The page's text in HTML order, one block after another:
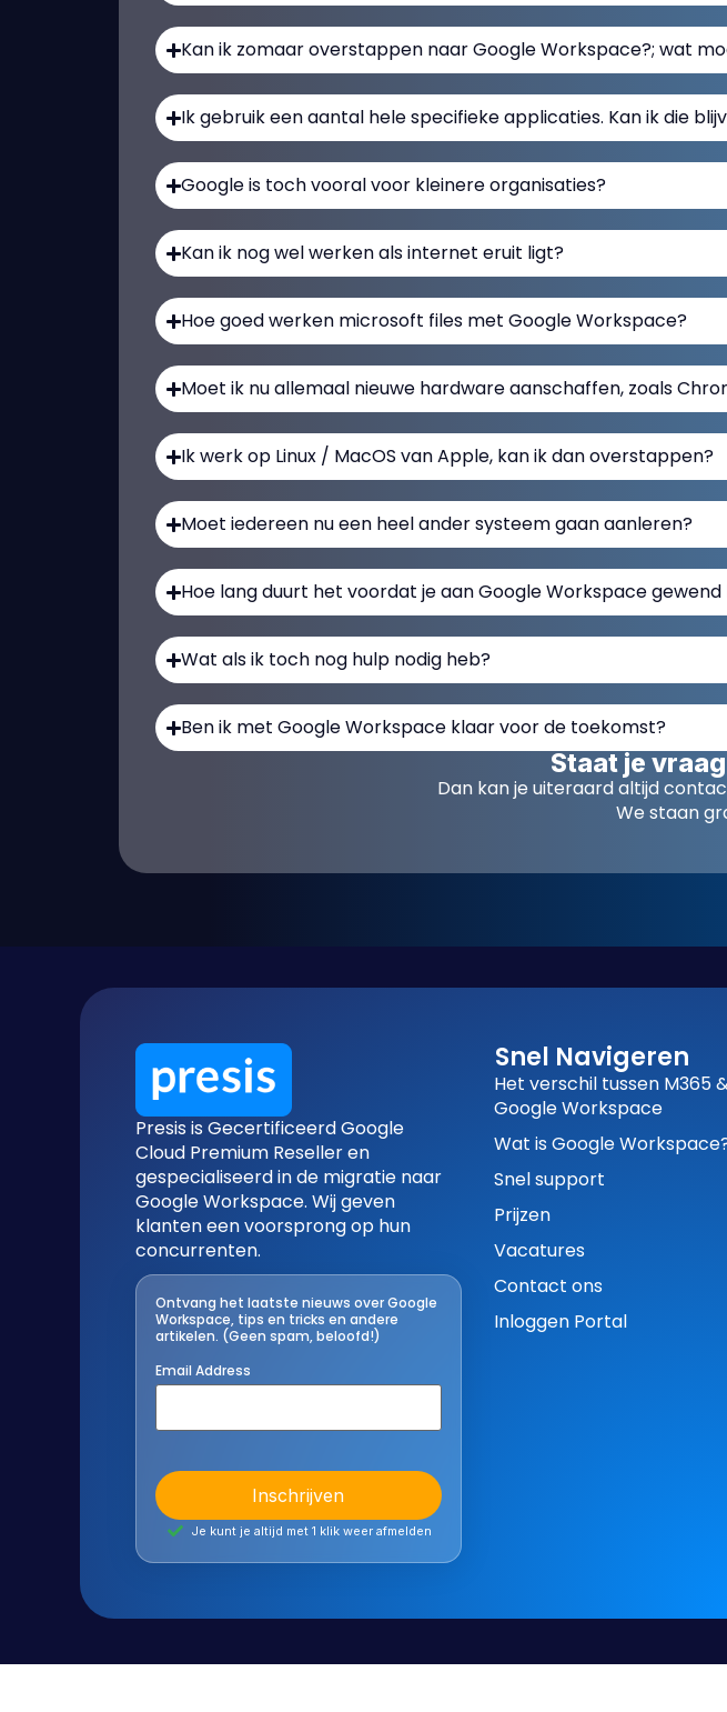
Kan ik zomaar overstappen naar Google Workspace?; wat
Ik gebruik een aantal hele specifieke applicaties. Kan ik die
Google is toch vooral voor kleinere organisaties?
Kan ik nog wel werken als internet eruit ligt?
Hoe goed werken microsoft files met Google Workspace?
Moet ik nu allemaal nieuwe hardware aanschaffen, zoals
Ik werk op Linux / MacOS van Apple, kan ik dan overstappen?
Moet iedereen nu een heel ander systeem gaan aanleren?
Hoe lang duurt het voordat je aan Google Workspace
Wat als ik toch nog hulp nodig heb?
Ben ik met Google Workspace klaar voor de toekomst?
Staat je
Dan kan je uiteraard altijd
We staan
Presis is Gecertificeerd Google
Cloud Premium Reseller en
gespecialiseerd in de migratie naar
Google Workspace. Wij geven
klanten een voorsprong op hun
concurrenten.
Ontvang het laatste nieuws over Google
Workspace, tips en tricks en andere
artikelen. (Geen spam, beloofd!)
Email Address
Je kunt je altijd met 1 klik weer afmelden
Snel Navigeren
Het verschil tussen M365
Google Workspace
Wat is Google
Snel support
Prijzen
Vacatures
Contact ons
Inloggen Portal